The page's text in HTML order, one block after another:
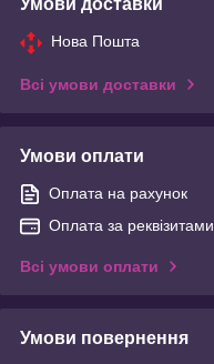
Нова Пошта
Всі умови доставки
Умови оплати
Оплата на рахунок
Оплата за реквізитами
Всі умови оплати
Умови повернення